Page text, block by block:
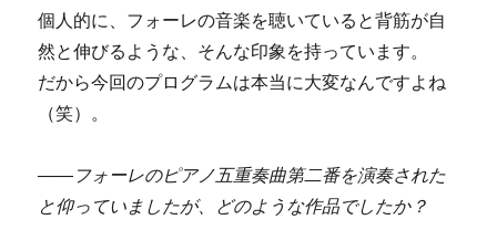
個人的に、フォーレの音楽を聴いていると背筋が自
然と伸びるような、そんな印象を持っています。
だから今回のプログラムは本当に大変なんですよね
（笑）。
―― フォーレのピアノ五重奏曲第二番を演奏された
と仰っていましたが、どのような作品でしたか？